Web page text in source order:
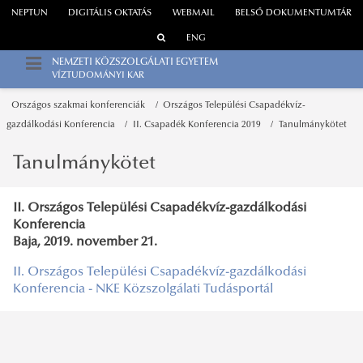
WEBMAIL
NEPTUN DIGITÁLIS OKTATÁS BELSŐ DOKUMENTUMTÁR
ENG
NEMZETI KÖZSZOLGÁLATI EGYETEM
VÍZTUDOMÁNYI KAR
Országos szakmai konferenciák Országos Települési Csapadékvíz-
gazdálkodási Konferencia II. Csapadék Konferencia 2019 Tanulmánykötet
Tanulmánykötet
II. Országos Települési Csapadékvíz-gazdálkodási
Konferencia
Baja, 2019. november 21.
II. Országos Települési Csapadékvíz-gazdálkodási
Konferencia - NKE Közszolgálati Tudásportál